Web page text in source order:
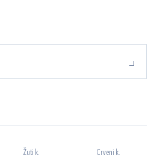
Žuti k. Crveni k.